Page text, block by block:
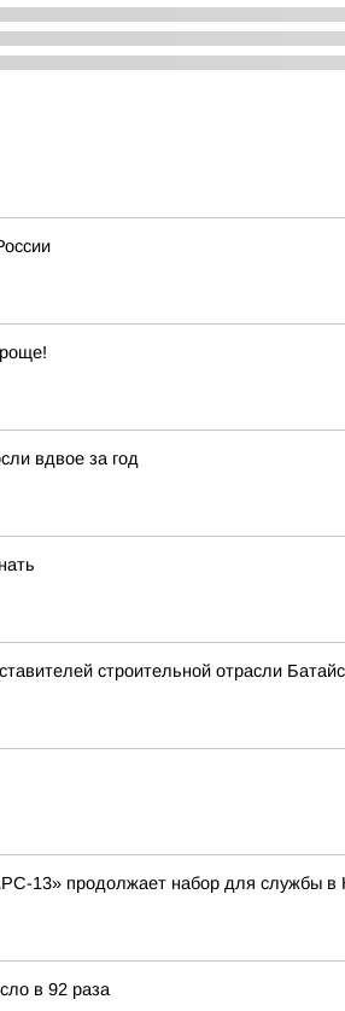
вдвое за год
строительной отрасли
13» продолжает набор для службы
в 92 раза